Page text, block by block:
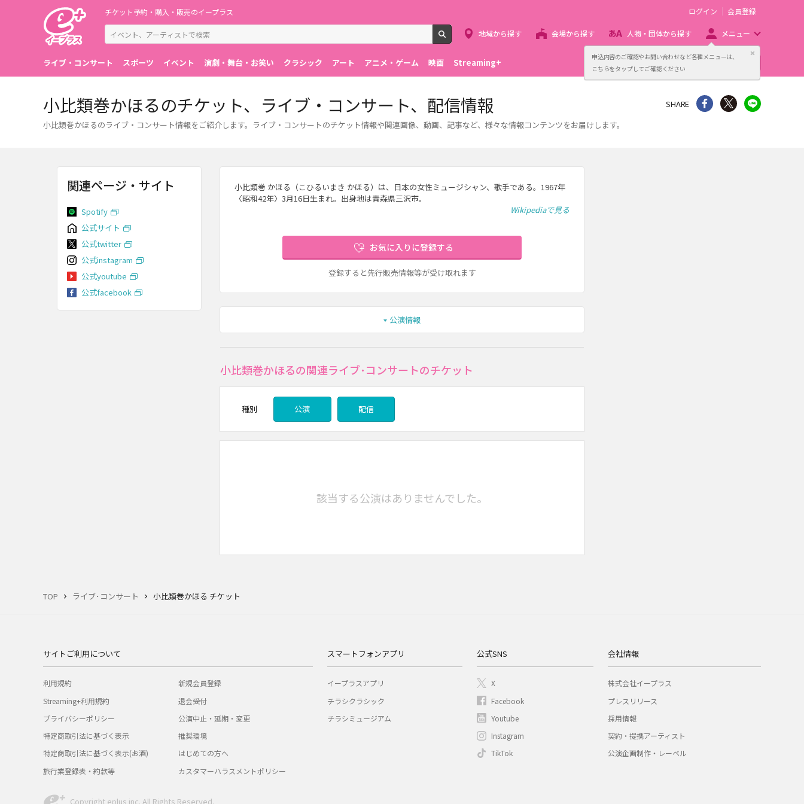
申込内容のご確認やお問い合わせなど各種メニューは、
こちらをタップしてご確認ください
閉じる
チケット予約・購入・販売のイープラス
検索
ログイン 会員登録
地域から探す 会場から探す 人物・団体から探す メニュー
ライブ・コンサート スポーツ イベント 演劇・舞台・お笑い クラシック アート アニメ・ゲーム 映画 Streaming+ 主催者向け販売サービス
TOP ライブ･コンサート 小比類巻かほる チケット
小比類巻かほるのチケット、ライブ・コンサート、配信情報
小比類巻かほるのライブ・コンサート情報をご紹介します。ライブ・コンサートのチケット情報や関連画像、動画、記事など、様々な情報コンテンツをお届けします。
SHARE シェア Twitter
小比類巻 かほる（こひるいまき かほる）は、日本の女性ミュージシャン、歌手である。1967年
〈昭和42年〉3月16日生まれ。出身地は青森県三沢市。
Wikipediaで見る
お気に入りに登録する
登録すると先行販売情報等が受け取れます
公演情報
小比類巻かほるの関連ライブ･コンサートのチケット
種別 公演 配信
該当する公演はありませんでした。
関連ページ・サイト
Spotify
公式サイト
公式twitter
公式instagram
公式youtube
公式facebook
サイトご利用について
利用規約
Streaming+利用規約
プライバシーポリシー
特定商取引法に基づく表示
特定商取引法に基づく表示(お酒)
旅行業登録表・約款等
新規会員登録
退会受付
公演中止・延期・変更
推奨環境
はじめての方へ
カスタマーハラスメントポリシー
スマートフォンアプリ
イープラスアプリ
チラシクラシック
チラシミュージアム
公式SNS
X
Facebook
Youtube
Instagram
TikTok
会社情報
株式会社イープラス
プレスリリース
採用情報
契約・提携アーティスト
公演企画制作・レーベル
Copyright eplus inc. All Rights Reserved.